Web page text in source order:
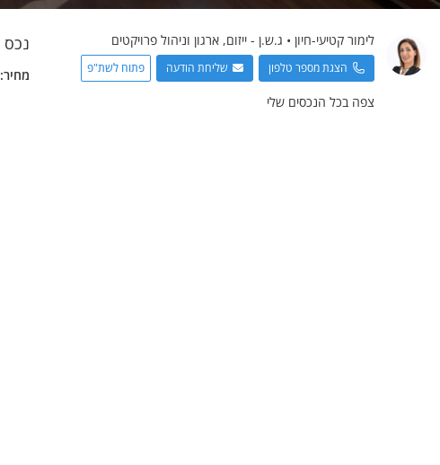
לימור קטיעי-חיון • ג.ש.ן - ייזום, ארגון וניהול פרויקטים
הצגת מספר טלפון שליחת הודעה פתוח לשת"פ
צפה בכל הנכסים שלי
נכס
מחיר: